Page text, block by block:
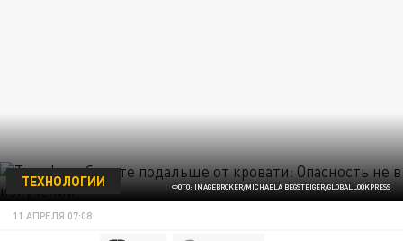
ФОТО: IMAGEBROKER/MICHAELA BEGSTEIGER/GLOBALLOOKPRESS
ТЕХНОЛОГИИ
11 АПРЕЛЯ 07:08